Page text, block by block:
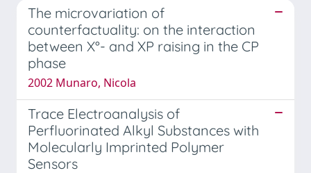
The microvariation of
counterfactuality: on the interaction
between X°- and XP raising in the CP
phase
2002 Munaro, Nicola
Trace Electroanalysis of
Perfluorinated Alkyl Substances with
Molecularly Imprinted Polymer
Sensors